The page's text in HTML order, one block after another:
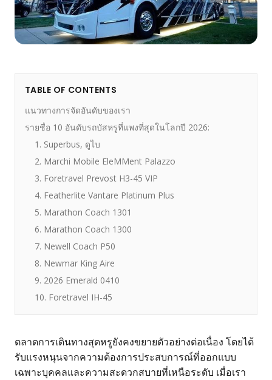
TABLE OF CONTENTS
แนวทางการจัดอันดับของเรา
รายชื่อ 10 อันดับรถบัสหรูที่แพงที่สุดในโลกปี 2026:
1. Superbus, ดูไบ
2. Marchi Mobile EleMMent Palazzo
3. Foretravel Prevost H3-45 VIP
4. Featherlite Vantare Platinum Plus
5. Marathon Coach 1301
6. Marathon Coach 1300
7. Newell Coach P50
8. Newmar King Aire
9. 2026 Emerald 0410
10. Foretravel IH-45
ตลาดการเดินทางสุดหรูยังคงขยายตัวอย่างต่อเนื่อง โดยได้
รับแรงหนุนจากความต้องการประสบการณ์ที่ออกแบบ
เฉพาะบุคคลและความสะดวกสบายที่เหนือระดับ เมื่อเรา